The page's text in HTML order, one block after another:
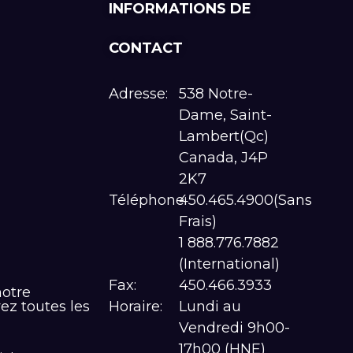
toutes les
INFORMATIONS DE
CONTACT
Adresse:
538 Notre-
Dame, Saint-
Lambert(Qc)
Canada, J4P
2K7
Téléphone:450.465.4900(Sans
Frais)
1 888.776.7882
(International)
Fax:
450.466.3933
Horaire:
Lundi au
Vendredi 9h00-
17h00 (HNE)